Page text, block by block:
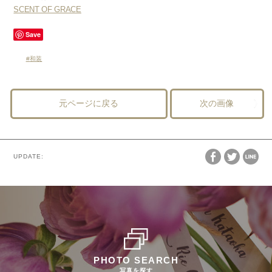
SCENT OF GRACE
Save
和装
元ページに戻る 次の画像
UPDATE:
PHOTO SEARCH
写真を探す